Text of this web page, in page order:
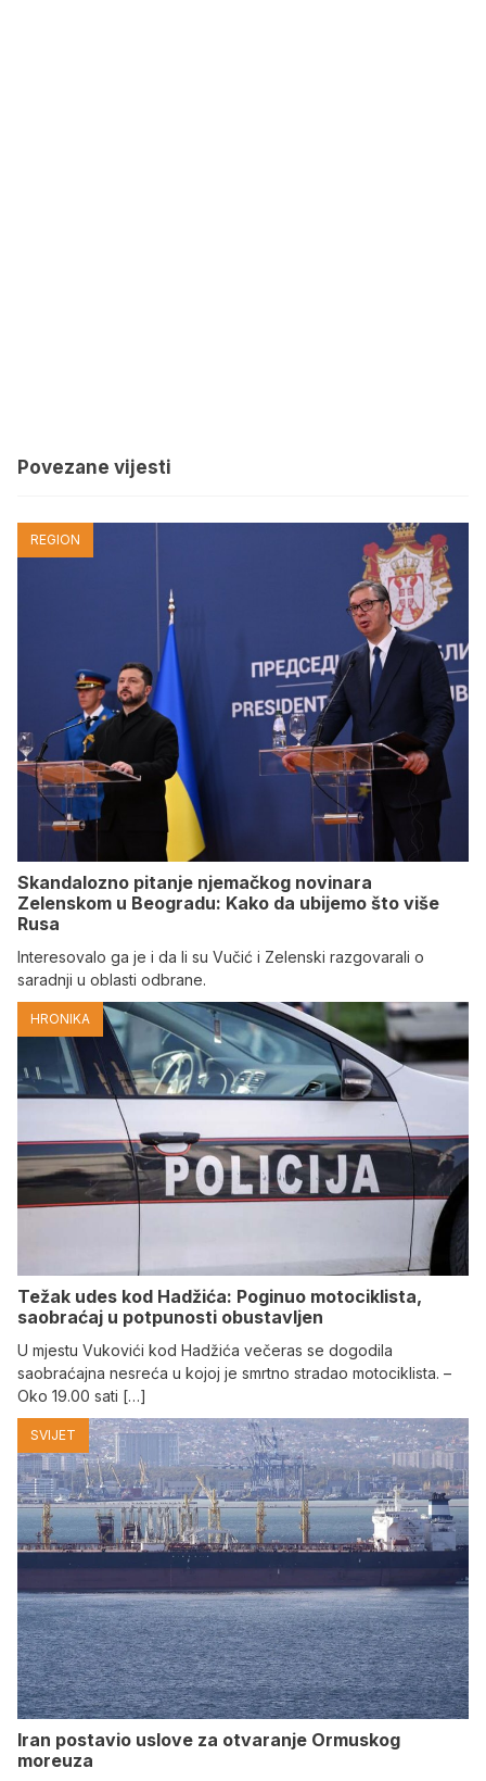
Povezane vijesti
REGION
Skandalozno pitanje njemačkog novinara
Zelenskom u Beogradu: Kako da ubijemo što više
Rusa
Interesovalo ga je i da li su Vučić i Zelenski razgovarali o
saradnji u oblasti odbrane.
HRONIKA
Težak udes kod Hadžića: Poginuo motociklista,
saobraćaj u potpunosti obustavljen
U mjestu Vukovići kod Hadžića večeras se dogodila
saobraćajna nesreća u kojoj je smrtno stradao motociklista. –
Oko 19.00 sati […]
SVIJET
Iran postavio uslove za otvaranje Ormuskog
moreuza